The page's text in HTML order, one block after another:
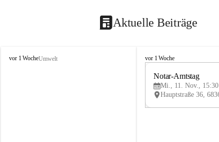
Aktuelle Beiträge
V
vor 1 WocheUmwelt
V
vor 1 Woche
Notar-Amtstag
Mi., 11. Nov., 15:30